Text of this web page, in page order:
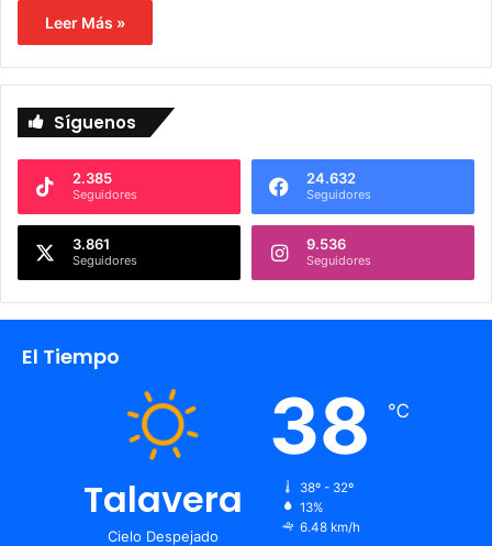
Leer Más »
Síguenos
2.385
Seguidores
24.632
Seguidores
3.861
Seguidores
9.536
Seguidores
El Tiempo
Talavera
Cielo Despejado
38 ℃
38º - 32º
13%
6.48 km/h